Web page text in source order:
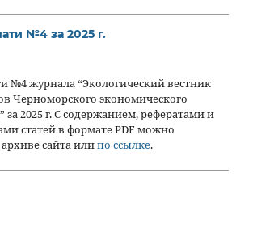
№4 за 2025 г.
№4 журнала “Экологический вестник
Черноморского экономического
за 2025 г. С содержанием, рефератами и
статей в формате PDF можно
сайта илипо ссылке.